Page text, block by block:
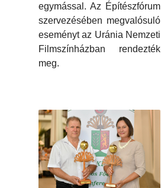
egymással. Az Építészfórum
szervezésében megvalósuló
eseményt az Uránia Nemzeti
Filmszínházban rendezték
meg.